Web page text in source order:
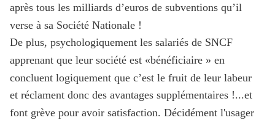
après tous les milliards d’euros de subventions qu’il
verse à sa Société Nationale !
De plus, psychologiquement les salariés de SNCF
apprenant que leur société est «bénéficiaire » en
concluent logiquement que c’est le fruit de leur labeur
et réclament donc des avantages supplémentaires !...et
font grève pour avoir satisfaction. Décidément l'usager